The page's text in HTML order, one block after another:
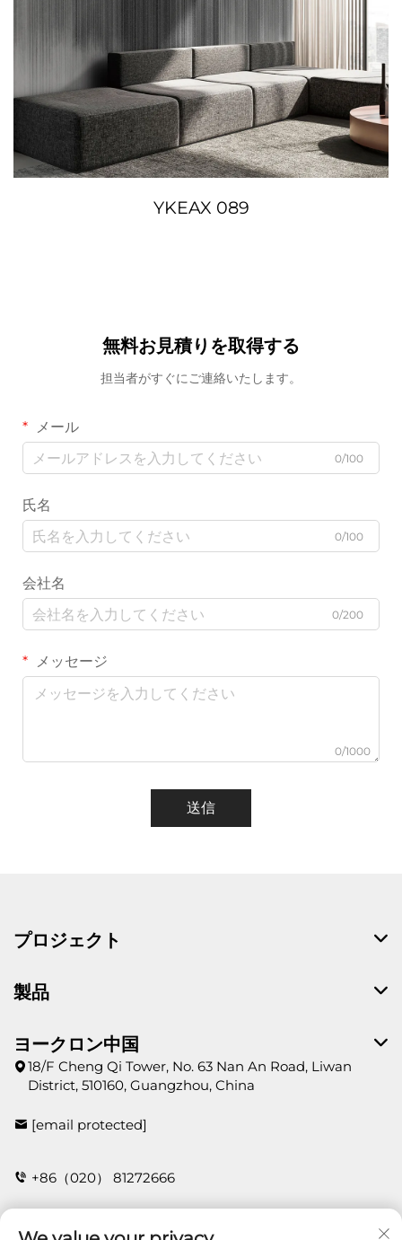
YKEAX 089
無料お見積りを取得する
担当者がすぐにご連絡いたします。
メール
0/100
氏名
0/100
会社名
0/200
メッセージ
0/1000
送信
プロジェクト
製品
ヨークロン中国
18/F Cheng Qi Tower, No. 63 Nan An Road, Liwan
District, 510160, Guangzhou, China
[email protected]
+86（020） 81272666